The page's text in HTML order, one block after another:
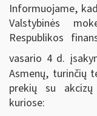
Informuojame,
Valstybinės
Respublikos
vasario 4 d.
Asmenų, turinčių
prekių su
kuriose: